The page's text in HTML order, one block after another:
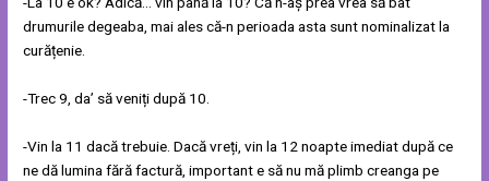
drumurile degeaba, mai ales că-n perioada asta sunt nominalizat la
curățenie.
-Trec 9, da’ să veniți după 10.
-Vin la 11 dacă trebuie. Dacă vreți, vin la 12 noapte imediat după ce
ne dă lumina fără factură, important e să nu mă plimb creanga pe